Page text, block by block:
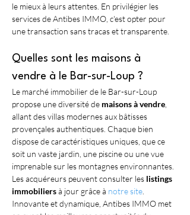
le mieux à leurs attentes. En privilégier les
services de Antibes IMMO, c'est opter pour
une transaction sans tracas et transparente.
Quelles sont les maisons à
vendre à le Bar-sur-Loup ?
Le marché immobilier de le Bar-sur-Loup
propose une diversité de maisons à vendre
allant des villas modernes aux bâtisses
provençales authentiques. Chaque bien
dispose de caractéristiques uniques, que ce
soit un vaste jardin, une piscine ou une vue
imprenable sur les montagnes environnantes.
Les acquéreurs peuvent consulter les listings
immobiliers à jour grâce à notre site
Innovante et dynamique, Antibes IMMO met